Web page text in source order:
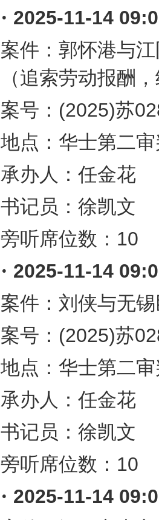
· 2025-11-14
案件：郭怀港与
（追索劳动报酬
案号： (2025)苏
地点：华士第二
承办人：任金花
书记员：徐凯文
旁听席位数： 10
· 2025-11-14
案件：刘侠与无
案号： (2025)苏
地点：华士第二
承办人：任金花
书记员：徐凯文
旁听席位数： 10
· 2025-11-14